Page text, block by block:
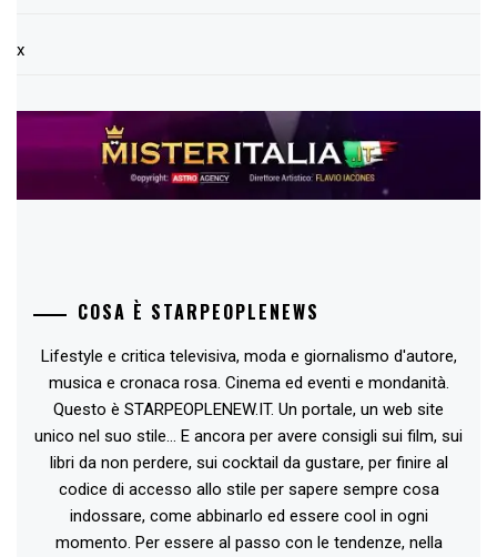
x
COSA È STARPEOPLENEWS
Lifestyle e critica televisiva, moda e giornalismo d'autore,
musica e cronaca rosa. Cinema ed eventi e mondanità.
Questo è STARPEOPLENEW.IT. Un portale, un web site
unico nel suo stile... E ancora per avere consigli sui film, sui
libri da non perdere, sui cocktail da gustare, per finire al
codice di accesso allo stile per sapere sempre cosa
indossare, come abbinarlo ed essere cool in ogni
momento. Per essere al passo con le tendenze, nella